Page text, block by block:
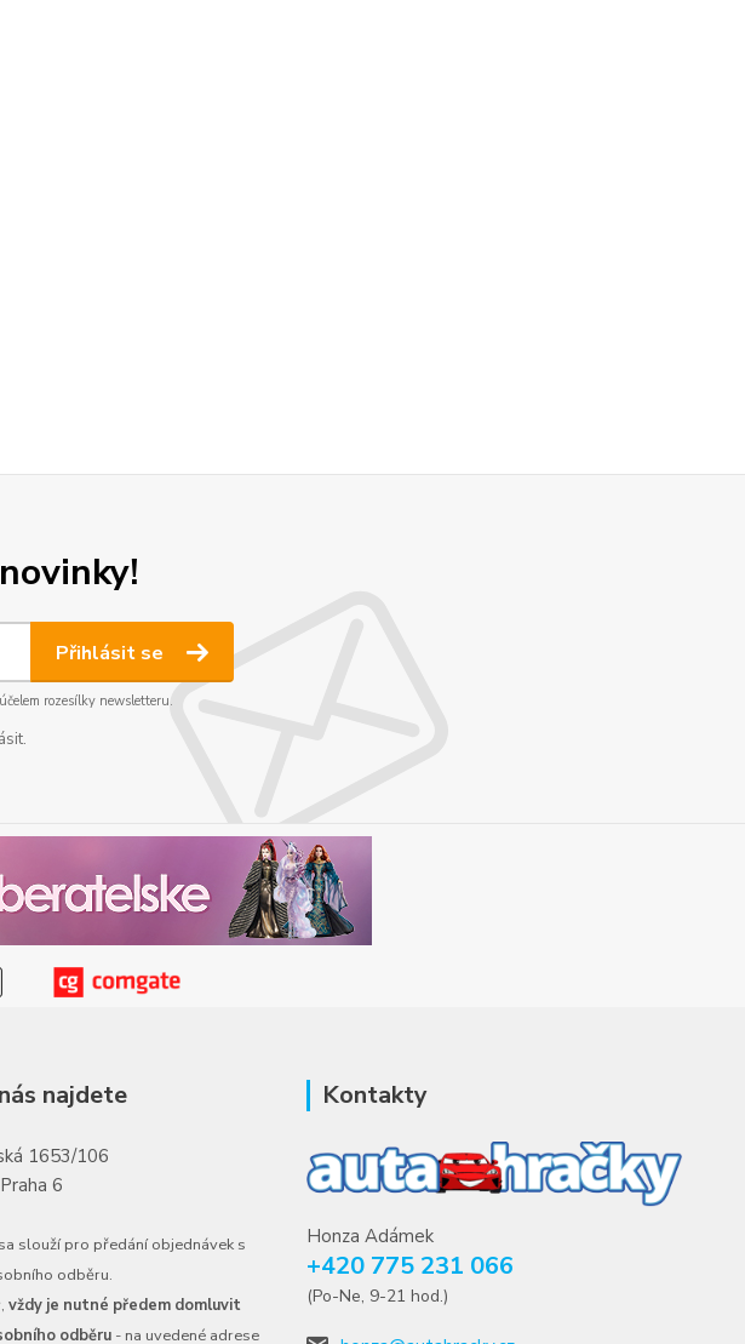
Přihlásit se
rozesílky newsletteru.
najdete
1653/106
6
slouží pro předání objednávek s
odběru.
vždy je nutné předem domluvit
odběru - na uvedené adrese
Kontakty
Honza Adámek
+420 775 231 066
(Po-Ne, 9-21 hod.)